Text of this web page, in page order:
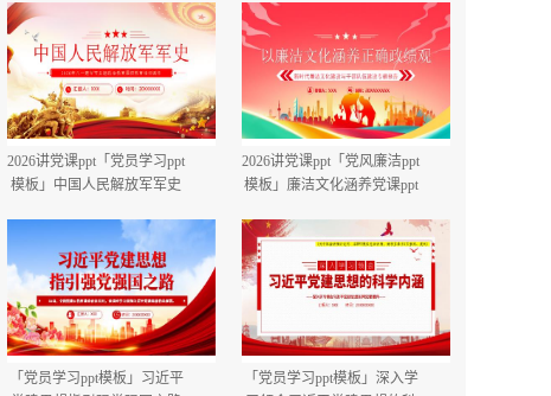
2026讲党课ppt「党员学习ppt
模板」中国人民解放军军史
教育培训党课ppt模板【含完
整内容】.pptx
2026讲党课ppt「党风廉洁ppt
模板」廉洁文化涵养党课ppt
「党员学习ppt模板」习近平
「党员学习ppt模板」深入学